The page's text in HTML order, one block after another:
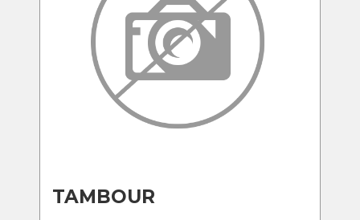
TAMBOUR